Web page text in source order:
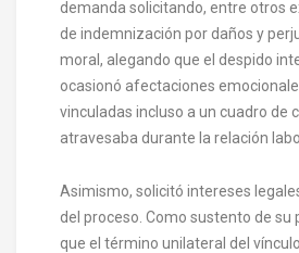
demanda solicitando, entre otros
de indemnización por daños y
moral, alegando que el despido
ocasionó afectaciones
vinculadas incluso a un cuadro de
atravesaba durante la relación
Asimismo, solicitó intereses
del proceso. Como sustento de su
que el término unilateral del